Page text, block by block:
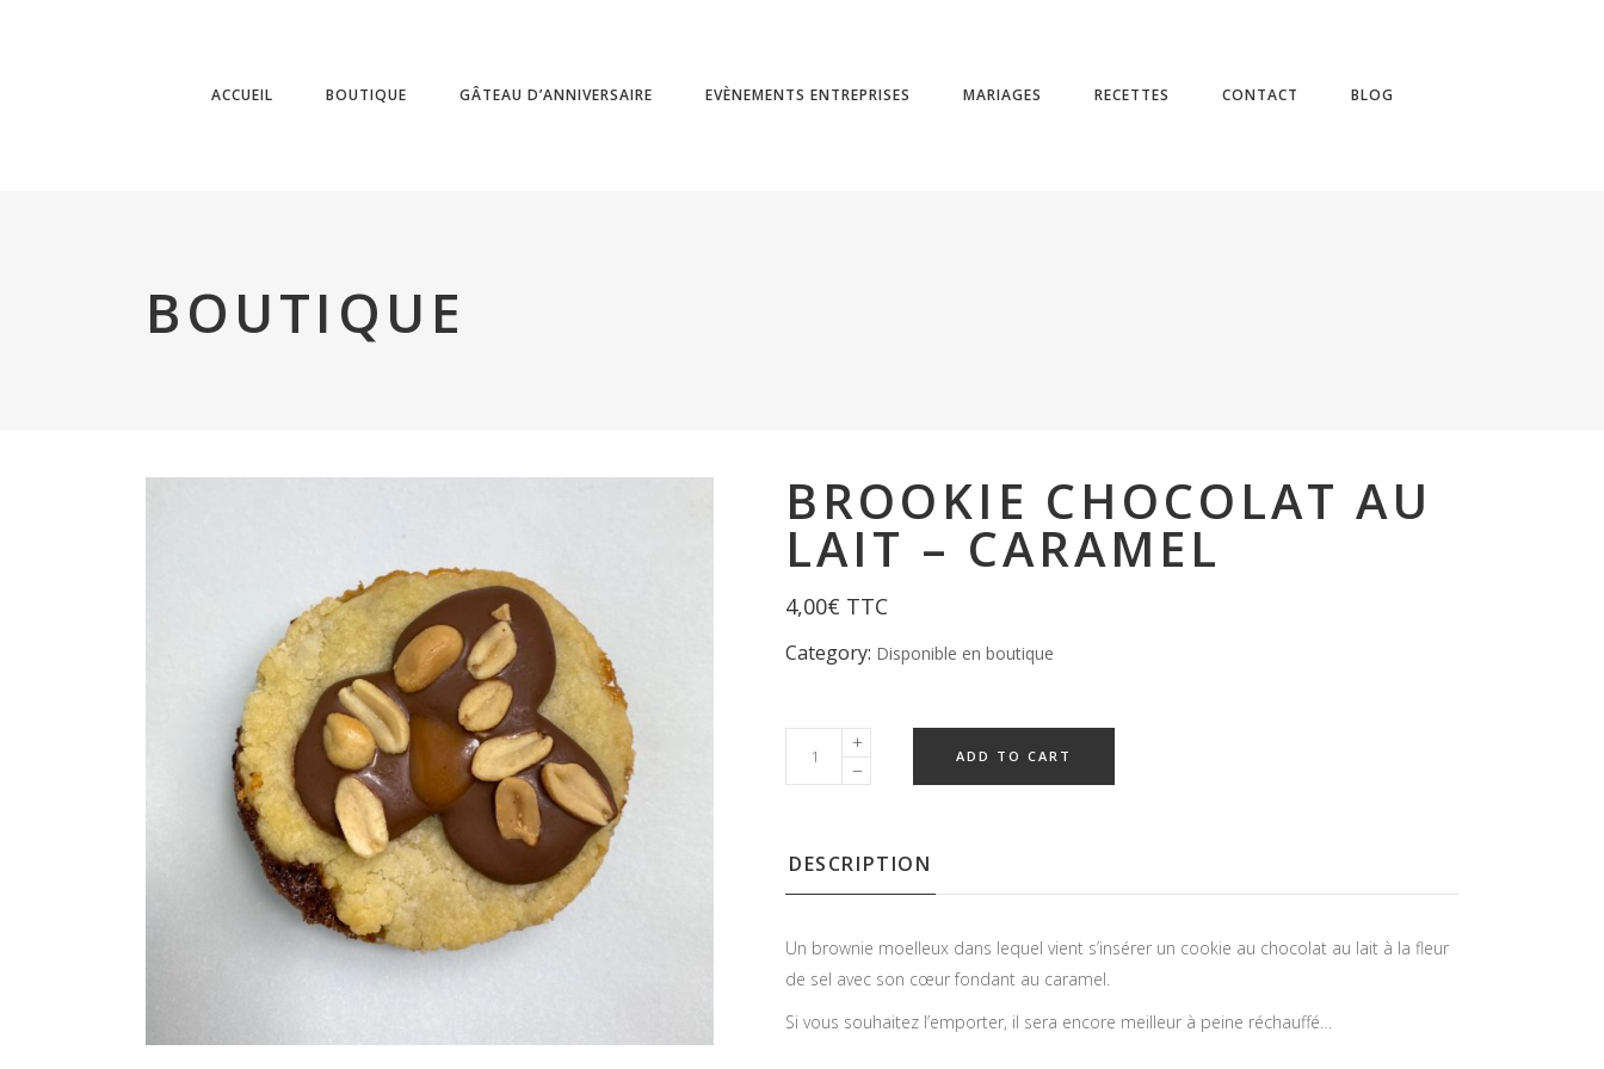
ACCUEIL BOUTIQUE GÂTEAU D’ANNIVERSAIRE EVÈNEMENTS ENTREPRISES MARIAGES RECETTES CONTACT BLOG
BOUTIQUE
BROOKIE CHOCOLAT AU
LAIT – CARAMEL
4,00€ TTC
Category: Disponible en boutique
ADD TO CART
DESCRIPTION
Un brownie moelleux dans lequel vient s’insérer un cookie au chocolat au lait à la fleur
de sel avec son cœur fondant au caramel.
Si vous souhaitez l’emporter, il sera encore meilleur à peine réchauffé…